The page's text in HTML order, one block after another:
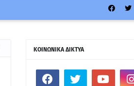
ΚΟΙΝΩΝΙΚΑ ΔΙΚΤΥΑ